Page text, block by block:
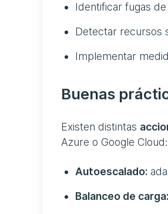
Identificar fugas
Detectar recursos
Implementar
Buenas
Existen distintas
Azure o Google Cloud:
Autoescalado:
Balanceo de carga: